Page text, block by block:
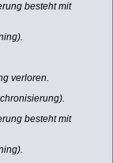
besteht mit
verloren.
besteht mit